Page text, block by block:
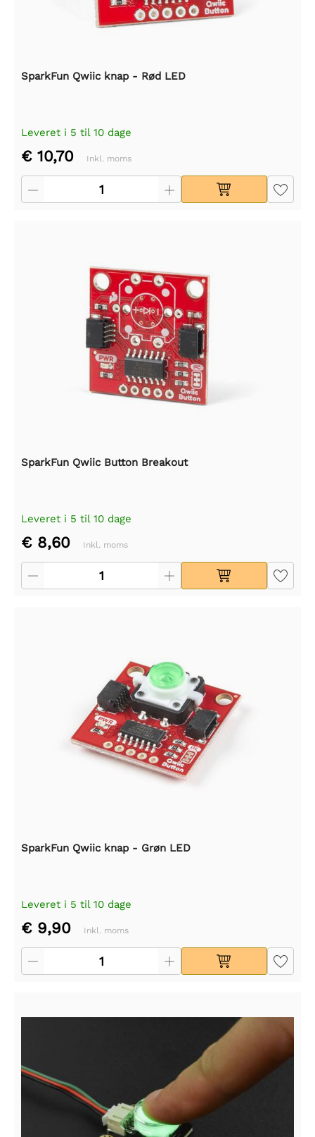
SparkFun Qwiic knap - Rød LED
Leveret i 5 til 10 dage
€ 10,70 Inkl. moms
SparkFun Qwiic Button Breakout
Leveret i 5 til 10 dage
€ 8,60 Inkl. moms
SparkFun Qwiic knap - Grøn LED
Leveret i 5 til 10 dage
€ 9,90 Inkl. moms